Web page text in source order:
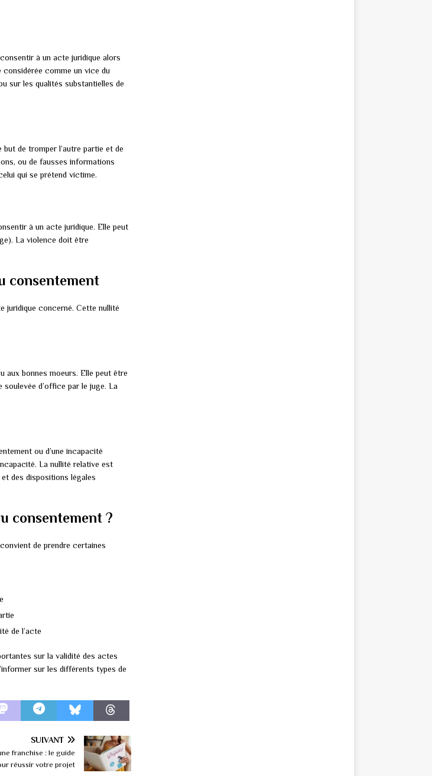
à un acte juridique alors
considérée comme un vice du
sur les qualités substantielles de
but de tromper l’autre partie et de
ou de fausses informations
qui se prétend victime.
à un acte juridique. Elle peut
La violence doit être
consentement
juridique concerné. Cette nullité
aux bonnes moeurs. Elle peut être
d’office par le juge. La
ou d’une incapacité
La nullité relative est
des dispositions légales
consentement ?
de prendre certaines
de l’acte
sur la validité des actes
sur les différents types de
SUIVANT
franchise : le guide
réussir votre projet